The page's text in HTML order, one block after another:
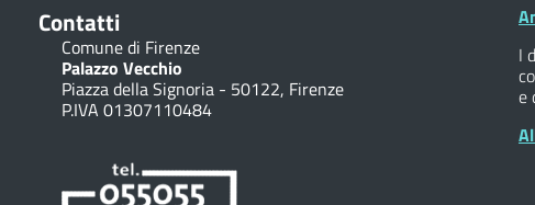
Contatti
Comune di Firenze
Palazzo Vecchio
Piazza della Signoria - 50122, Firenze
P.IVA 01307110484
I
e